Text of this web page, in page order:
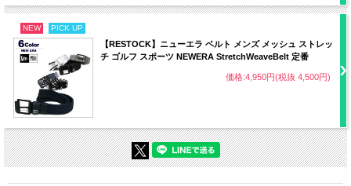
NEW PICK UP
【RESTOCK】ニューエラ ベルト メンズ メッシュ ストレッ
チ ゴルフ スポーツ NEWERA StretchWeaveBelt 定番
価格:4,950円(税抜 4,500円)